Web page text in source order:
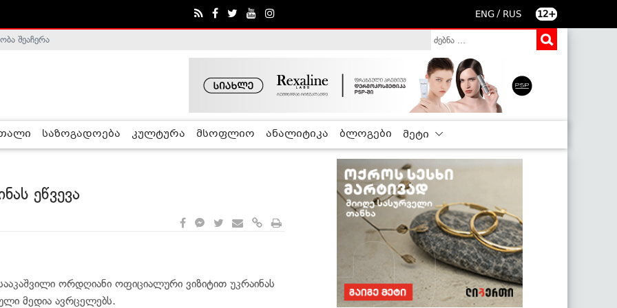
ENG / RUS 12+
- ჰელსინკის კომისია
საზოგადოება კულტურა მსოფლიო ანალიტიკა ბლოგები მეტი
ეწვევა
ორდღიანი ოფიციალური ვიზიტით უკრაინას
მედია ავრცელებს.